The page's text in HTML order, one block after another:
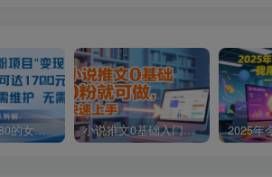
外面收费1680的女粉项目变现，单人单日收益可达1.7k，全自动成交无需维护 小说推文0基础入门教程，0粉就可做，快速上手